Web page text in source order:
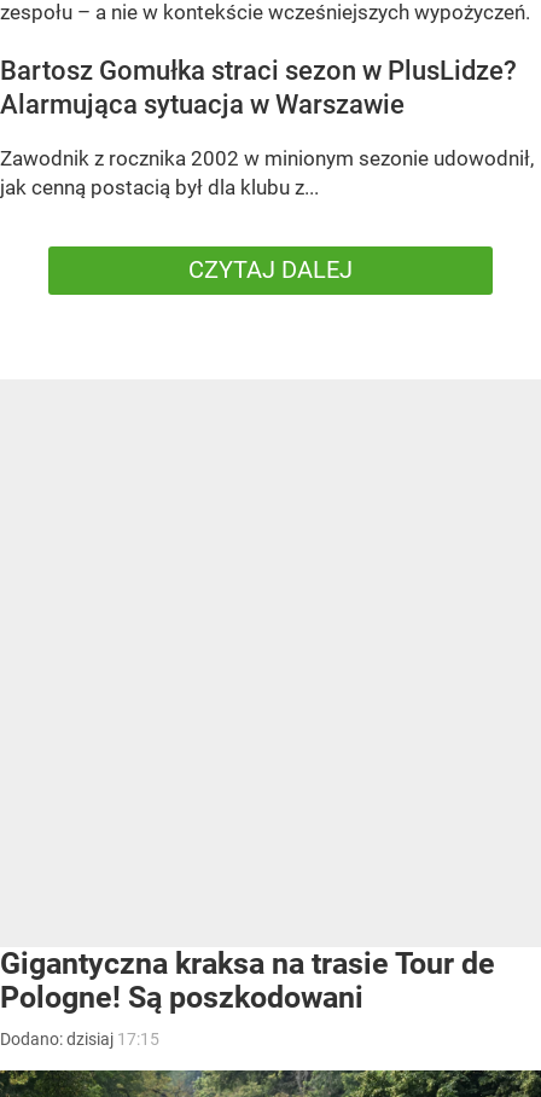
zespołu – a nie w kontekście wcześniejszych wypożyczeń.
Bartosz Gomułka straci sezon w PlusLidze?
Alarmująca sytuacja w Warszawie
Zawodnik z rocznika 2002 w minionym sezonie udowodnił,
jak cenną postacią był dla klubu z...
CZYTAJ DALEJ
Gigantyczna kraksa na trasie Tour de
Pologne! Są poszkodowani
Dodano:dzisiaj 17:15